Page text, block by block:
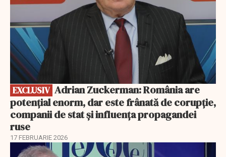
EXCLUSIV
potențial enorm, dar este frânată de corupție,
companii de stat și influența propagandei
ruse
17 FEBRUARIE 2026
EXCLUSIV